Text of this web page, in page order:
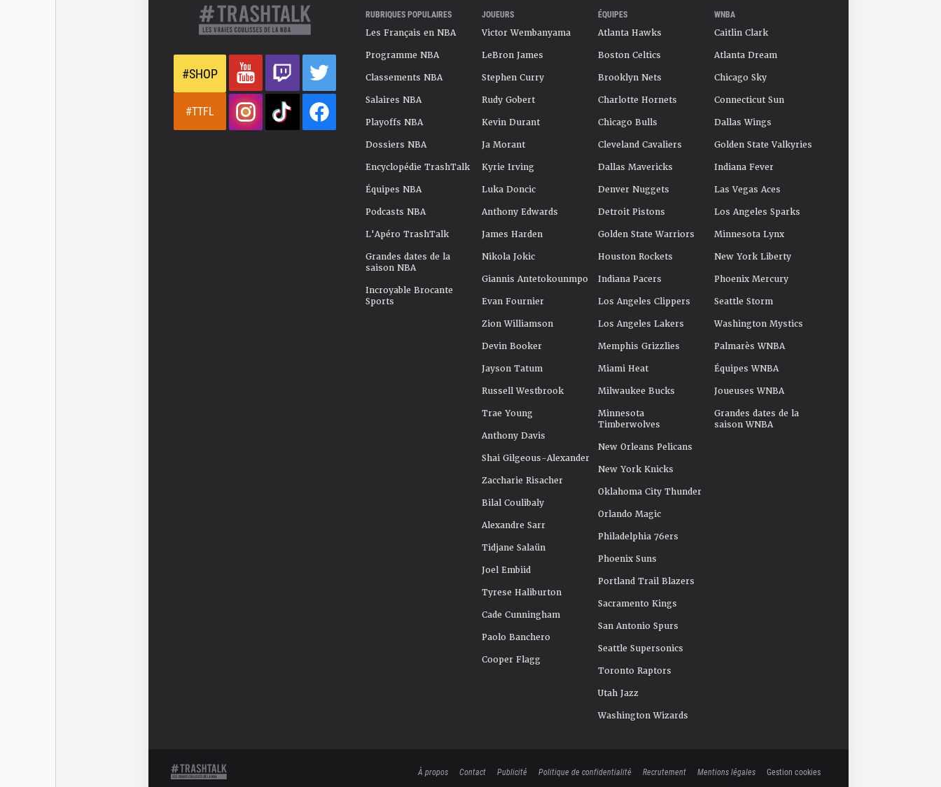
#SHOP
#TTFL
RUBRIQUES POPULAIRES
Les Français en NBA
Programme NBA
Classements NBA
Salaires NBA
Playoffs NBA
Dossiers NBA
Encyclopédie TrashTalk
Équipes NBA
Podcasts NBA
L'Apéro TrashTalk
Grandes dates de la
saison NBA
Incroyable Brocante
Sports
JOUEURS
Victor Wembanyama
LeBron James
Stephen Curry
Rudy Gobert
Kevin Durant
Ja Morant
Kyrie Irving
Luka Doncic
Anthony Edwards
James Harden
Nikola Jokic
Giannis Antetokounmpo
Evan Fournier
Zion Williamson
Devin Booker
Jayson Tatum
Russell Westbrook
Trae Young
Anthony Davis
Shai Gilgeous-Alexander
Zaccharie Risacher
Bilal Coulibaly
Alexandre Sarr
Tidjane Salaün
Joel Embiid
Tyrese Haliburton
Cade Cunningham
Paolo Banchero
Cooper Flagg
ÉQUIPES
Atlanta Hawks
Boston Celtics
Brooklyn Nets
Charlotte Hornets
Chicago Bulls
Cleveland Cavaliers
Dallas Mavericks
Denver Nuggets
Detroit Pistons
Golden State Warriors
Houston Rockets
Indiana Pacers
Los Angeles Clippers
Los Angeles Lakers
Memphis Grizzlies
Miami Heat
Milwaukee Bucks
Minnesota
Timberwolves
New Orleans Pelicans
New York Knicks
Oklahoma City Thunder
Orlando Magic
Philadelphia 76ers
Phoenix Suns
Portland Trail Blazers
Sacramento Kings
San Antonio Spurs
Seattle Supersonics
Toronto Raptors
Utah Jazz
Washington Wizards
WNBA
Caitlin Clark
Atlanta Dream
Chicago Sky
Connecticut Sun
Dallas Wings
Golden State Valkyries
Indiana Fever
Las Vegas Aces
Los Angeles Sparks
Minnesota Lynx
New York Liberty
Phoenix Mercury
Seattle Storm
Washington Mystics
Palmarès WNBA
Équipes WNBA
Joueuses WNBA
Grandes dates de la
saison WNBA
À propos Contact Publicité Politique de confidentialité Recrutement Mentions légales Gestion cookies